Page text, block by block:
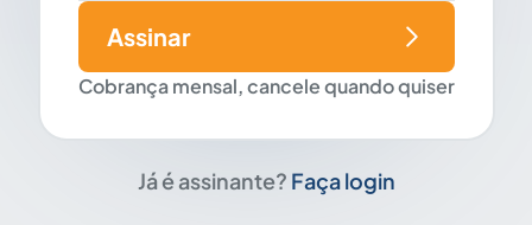
Cobrança mensal, cancele quando quiser
Assinar
Já é assinante? Faça login